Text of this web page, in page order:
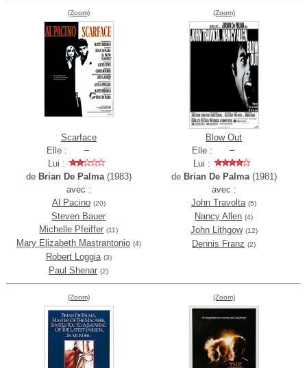
(Zoom)
Scarface
Elle :
Lui :
de Brian De Palma(1983)
avec :
Al Pacino (20)
Steven Bauer
Michelle Pfeiffer (11)
Mary Elizabeth Mastrantonio (4)
Robert Loggia (3)
Paul Shenar (2)
(Zoom)
Blow Out
Elle :
Lui :
de Brian De Palma(1981)
avec :
John Travolta (5)
Nancy Allen (4)
John Lithgow (12)
Dennis Franz (2)
(Zoom) (Zoom)